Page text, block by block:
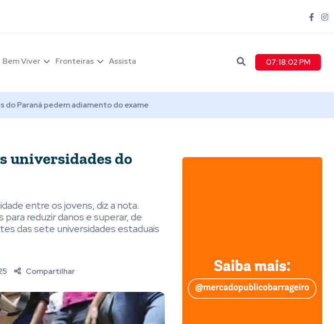
Bem Viver Fronteiras Assista 07:18:04 PM
do Paraná pedem adiamento do exame
universidades do
entre os jovens, diz a nota.
para reduzir danos e superar, de
das sete universidades estaduais
Compartilhar